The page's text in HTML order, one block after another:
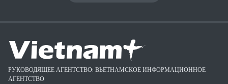
РУКОВОДЯЩЕЕ АГЕНТСТВО: ВЬЕТНАМСКОЕ ИНФОРМАЦИОННОЕ
АГЕНТСТВО